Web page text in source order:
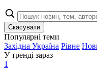
Скасувати
Популярні теми
Західна Україна Рівне
У тренді зараз
1